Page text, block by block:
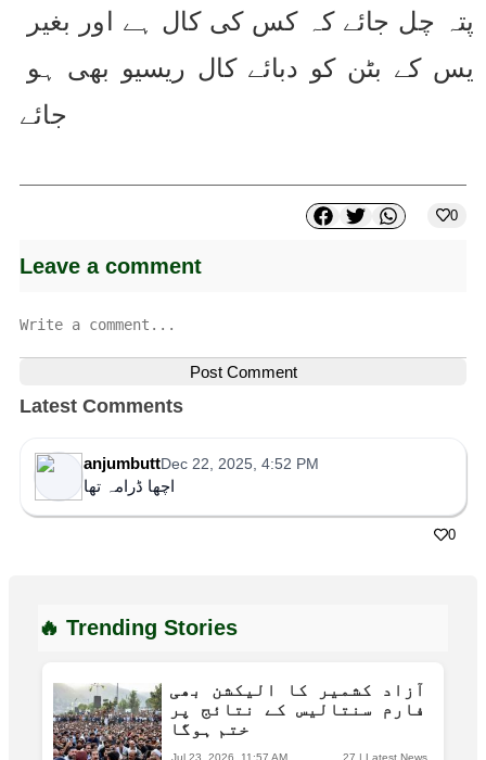
جائے
0
Leave a comment
Post Comment
Latest Comments
anjumbuttDec 22, 2025, 4:52 PM
اچھا ڈرامہ تھا
0
🔥 Trending Stories
آزاد کشمیر کا الیکشن بھی
فارم سنتالیس کے نتائج پر
ختم ہوگا
27 | Latest News
Jul 23, 2026, 11:57 AM